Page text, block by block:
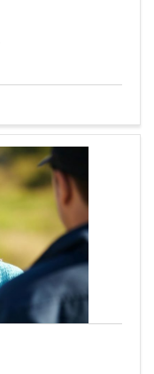
всё, герои,
и к тому же как